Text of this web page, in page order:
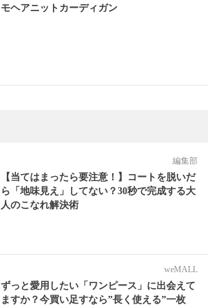
モヘアニットカーディガン
編集部
【当てはまったら要注意！】コートを脱いだ
ら「地味見え」してない？30秒で完成する大
人のこなれ解決術
weMALL
ずっと愛用したい「ワンピース」に出会えて
ますか？今買い足すなら”長く使える”一枚